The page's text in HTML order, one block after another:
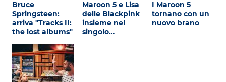
Bruce
Springsteen:
arriva "Tracks II:
the lost albums"
Maroon 5 e Lisa
delle Blackpink
insieme nel
singolo…
I Maroon 5
tornano con un
nuovo brano